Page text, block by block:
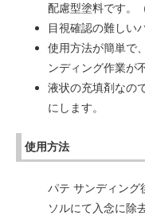
配慮型塗料です。
目視確認の難しい
使用方法が簡単で
ンディング作業が
液状の充填剤なの
にします。
使用方法
パテ サンディング
ソルにて入念に除